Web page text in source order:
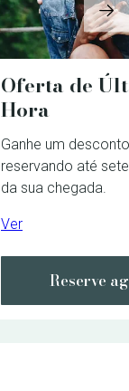
Oferta de
Hora
Ganhe um
reservando até
da sua chegada.
Ver
Reserve